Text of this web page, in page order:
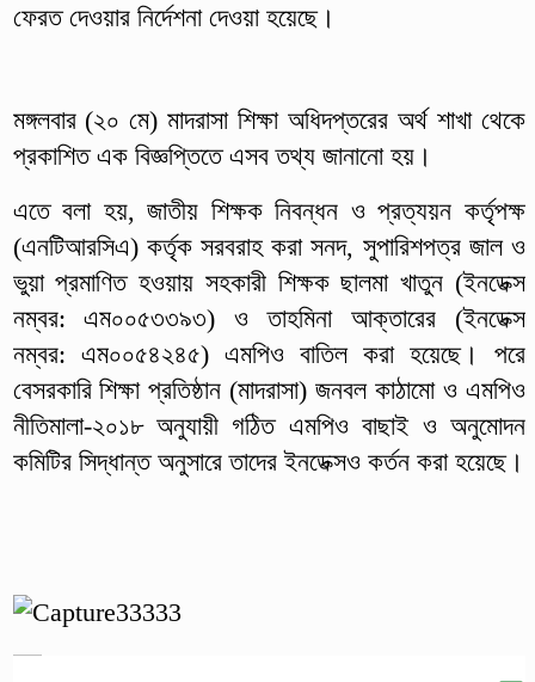
ফেরত দেওয়ার নির্দেশনা দেওয়া হয়েছে।
মঙ্গলবার (২০ মে) মাদরাসা শিক্ষা অধিদপ্তরের অর্থ শাখা থেকে
প্রকাশিত এক বিজ্ঞপ্তিতে এসব তথ্য জানানো হয়।
এতে বলা হয়, জাতীয় শিক্ষক নিবন্ধন ও প্রত্যয়ন কর্তৃপক্ষ
(এনটিআরসিএ) কর্তৃক সরবরাহ করা সনদ, সুপারিশপত্র জাল ও
ভুয়া প্রমাণিত হওয়ায় সহকারী শিক্ষক ছালমা খাতুন (ইনডেক্স
নম্বর: এম০০৫৩৩৯৩) ও তাহমিনা আক্তারের (ইনডেক্স
নম্বর: এম০০৫৪২৪৫) এমপিও বাতিল করা হয়েছে। পরে
বেসরকারি শিক্ষা প্রতিষ্ঠান (মাদরাসা) জনবল কাঠামো ও এমপিও
নীতিমালা-২০১৮ অনুযায়ী গঠিত এমপিও বাছাই ও অনুমোদন
কমিটির সিদ্ধান্ত অনুসারে তাদের ইনডেক্সও কর্তন করা হয়েছে।